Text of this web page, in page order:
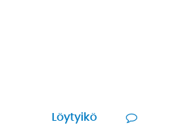
Löytyikö